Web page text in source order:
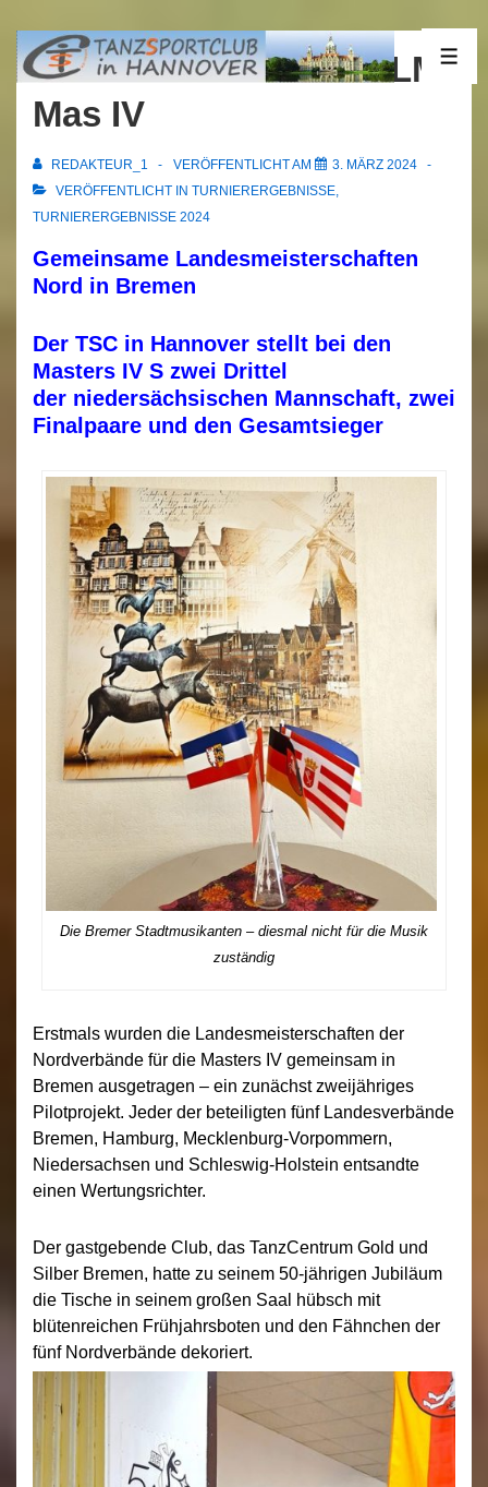
Zum
Inhalt24.02.2024 Bremen GLM
Mas IV
REDAKTEUR_1 VERÖFFENTLICHT AM
3. MÄRZ 2024
VERÖFFENTLICHT IN TURNIERERGEBNISSE,
TURNIERERGEBNISSE 2024
Gemeinsame Landesmeisterschaften
Nord in Bremen
Der TSC in Hannover stellt bei den
Masters IV S zwei Drittel
der niedersächsischen Mannschaft, zwei
Finalpaare und den Gesamtsieger
Die Bremer Stadtmusikanten – diesmal nicht für die Musik
zuständig
Erstmals wurden die Landesmeisterschaften der
Nordverbände für die Masters IV gemeinsam in
Bremen ausgetragen – ein zunächst zweijähriges
Pilotprojekt. Jeder der beteiligten fünf Landesverbände
Bremen, Hamburg, Mecklenburg-Vorpommern,
Niedersachsen und Schleswig-Holstein entsandte
einen Wertungsrichter.
Der gastgebende Club, das TanzCentrum Gold und
Silber Bremen, hatte zu seinem 50-jährigen Jubiläum
die Tische in seinem großen Saal hübsch mit
blütenreichen Frühjahrsboten und den Fähnchen der
fünf Nordverbände dekoriert.